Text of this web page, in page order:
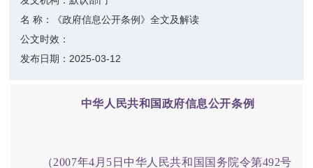
名 称：
《政府信息公开条例》全文及解读
公文时效：
发布日期： 2025-03-12
中华人民共和国政府信息公开条例
（2007年4月5日中华人民共和国国务院令第492号